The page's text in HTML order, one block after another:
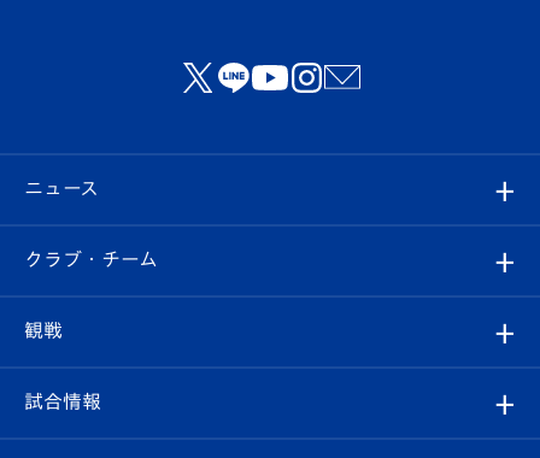
ニュース
すべて
クラブ
試合情報
クラブ・チーム
クラブ概要
観戦
観戦ルール
試合情報